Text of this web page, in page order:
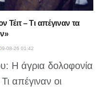
Τέιτ – Τι απέγιναν τα
08-26 01:42
Η άγρια δολοφονία
απέγιναν οι